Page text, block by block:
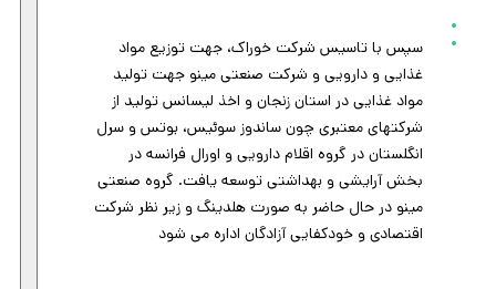
سپس با تاسیس شرکت خوراک، جهت توزیع مواد
غذایی و دارویی و شرکت صنعتی مینو جهت تولید
مواد غذایی در استان زنجان و اخذ لیسانس تولید از
شرکتهای معتبری چون ساندوز سوئیس، بوتس و سرل
انگلستان در گروه اقلام دارویی و اورال فرانسه در
بخش آرایشی و بهداشتی توسعه یافت. گروه صنعتی
مینو در حال حاضر به صورت هلدینگ و زیر نظر شرکت
اقتصادی و خودکفایی آزادگان اداره می شود